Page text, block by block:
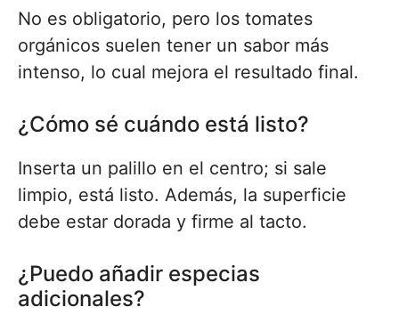
No es obligatorio, pero los tomates
orgánicos suelen tener un sabor más
intenso, lo cual mejora el resultado final.
¿Cómo sé cuándo está listo?
Inserta un palillo en el centro; si sale
limpio, está listo. Además, la superficie
debe estar dorada y firme al tacto.
¿Puedo añadir especias
adicionales?